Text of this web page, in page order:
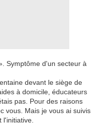
Symptôme d'un secteur à
devant le siège de
à domicile, éducateurs
pas. Pour des raisons
vous. Mais je vous ai suivis